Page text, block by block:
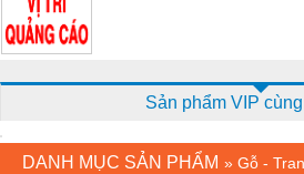
Sản phẩm VIP
DANH MỤC SẢN PHẨM » Gỗ -